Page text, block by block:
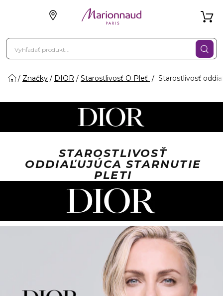
Značky DIOR Starostlivosť O Pleť Starostlivosť
STAROSTLIVOSŤ
ODDIAĽUJÚCA STARNUTIE
PLETI